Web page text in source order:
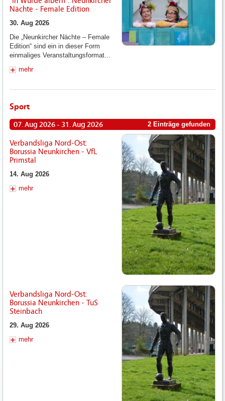
Nächte - Female Edition
30. Aug 2026
Die „Neunkircher Nächte – Female
Edition“ sind ein in dieser Form
einmaliges Veranstaltungsformat...
mehr
Sport
07. Aug 2026 - 31. Aug 2026 2 Einträge gefunden
Verbandsliga Nord-Ost:
Borussia Neunkirchen - VfL
Primstal
14. Aug 2026
mehr
Verbandsliga Nord-Ost:
Borussia Neunkirchen - TuS
Steinbach
29. Aug 2026
mehr